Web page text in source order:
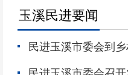
玉溪民进要闻
民进玉溪市委会到